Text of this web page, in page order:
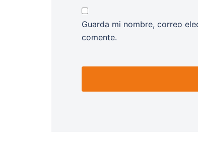
Guarda mi nombre, correo
comente.